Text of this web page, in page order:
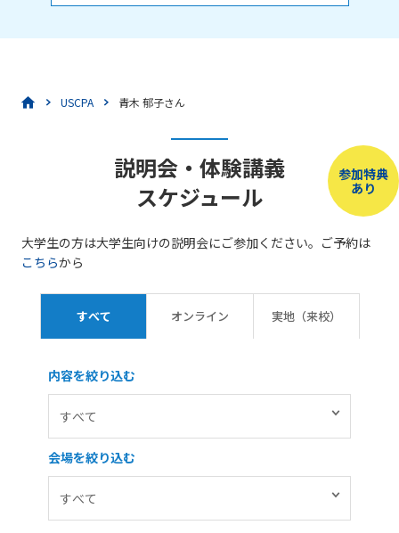
USCPA 青木 郁子さん
参加特典
あり
説明会・体験講義
スケジュール
大学生の方は大学生向けの説明会にご参加ください。ご予約は
こちらから
すべて オンライン 実地（来校）
内容を絞り込む
会場を絞り込む